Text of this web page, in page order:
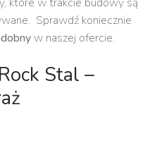
Sprawdź koniecznie
w naszej ofercie.
Stal –